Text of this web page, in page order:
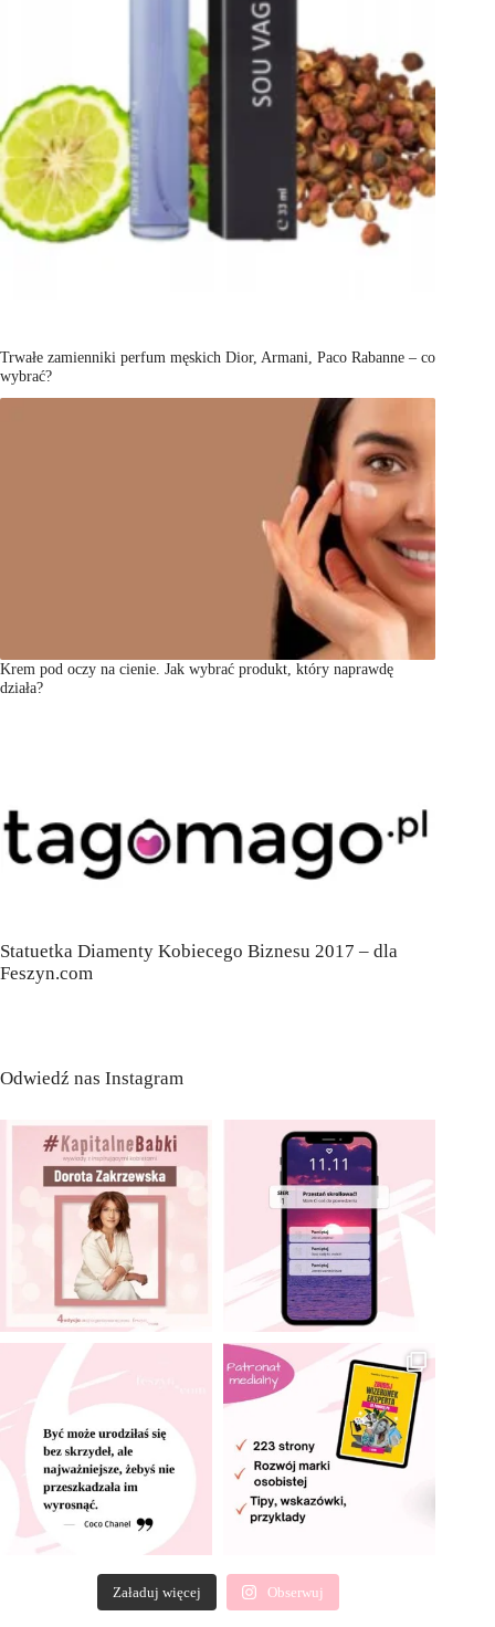
Trwałe zamienniki perfum męskich Dior, Armani, Paco Rabanne – co
wybrać?
Krem pod oczy na cienie. Jak wybrać produkt, który naprawdę
działa?
Statuetka Diamenty Kobiecego Biznesu 2017 – dla
Feszyn.com
Odwiedź nas Instagram
Załaduj więcej Obserwuj